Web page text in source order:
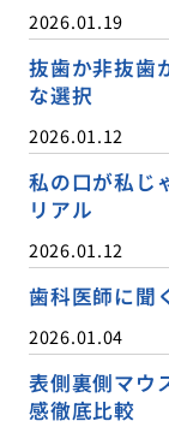
2026.01.19
抜歯か非抜歯
な選択
2026.01.12
私の口が私じ
リアル
2026.01.12
歯科医師に聞
2026.01.04
表側裏側マウ
感徹底比較